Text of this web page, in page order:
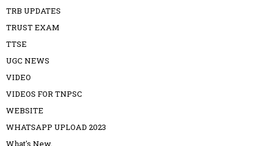
TRB UPDATES
TRUST EXAM
TTSE
UGC NEWS
VIDEO
VIDEOS FOR TNPSC
WEBSITE
WHATSAPP UPLOAD 2023
What's New.